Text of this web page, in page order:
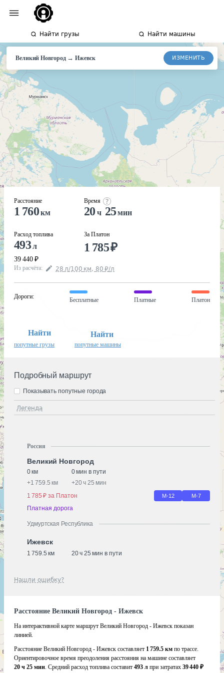
Найти грузы Найти машины
Великий Новгород→Ижевск ИЗМЕНИТЬ
Расстояние
1 760км
Расход топлива
493л
39 440 ₽
Время
20 ч 25 мин
За Платон
1 785₽
Из расчёта: 28 л/100 км, 80 ₽/л
Дороги:
Бесплатные Платные Платон
Найти
попутные грузы
Найти
попутные машины
Подробный маршрут
Легенда
Показывать попутные города
Россия
Великий Новгород
0 км
0 мин в пути
+1 759.5 км +20 ч 25 мин
1 785 ₽ за Платон
М-12 М-7
Платная дорога
Удмуртская Республика
Ижевск
1 759.5 км 20 ч 25 мин в пути
Нашли ошибку?
Расстояние Великий Новгород - Ижевск
На интерактивной карте маршрут Великий Новгород - Ижевск показан
линией.
Расстояние Великий Новгород - Ижевск составляет 1 759.5 км по трассе.
Ориентировочное время преодоления расстояния на машине составляет
20 ч 25 мин. Средний расход топлива составит 493 л при затратах 39 440 ₽